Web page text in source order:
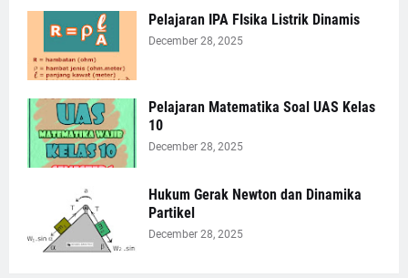
Pelajaran IPA FIsika Listrik Dinamis
December 28, 2025
Pelajaran Matematika Soal UAS Kelas
10
December 28, 2025
Hukum Gerak Newton dan Dinamika
Partikel
December 28, 2025